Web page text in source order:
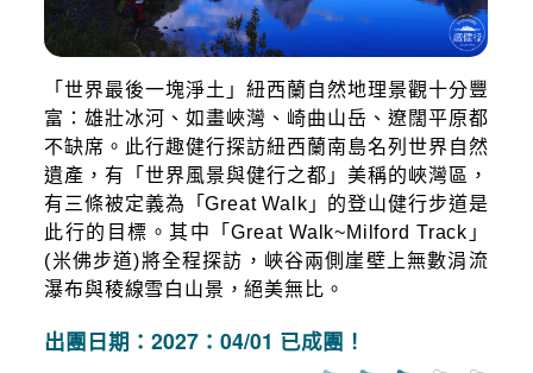
出團日期：2027：04/01 已成團！
「世界最後一塊淨土」紐西蘭自然地理景觀十分豐
富：雄壯冰河、如畫峽灣、崎曲山岳、遼闊平原都
不缺席。此行趣健行探訪紐西蘭南島名列世界自然
遺產，有「世界風景與健行之都」美稱的峽灣區，
有三條被定義為「Great Walk」的登山健行步道是
此行的目標。其中「Great Walk~Milford Track」
(米佛步道)將全程探訪，峽谷兩側崖壁上無數涓流
瀑布與稜線雪白山景，絕美無比。